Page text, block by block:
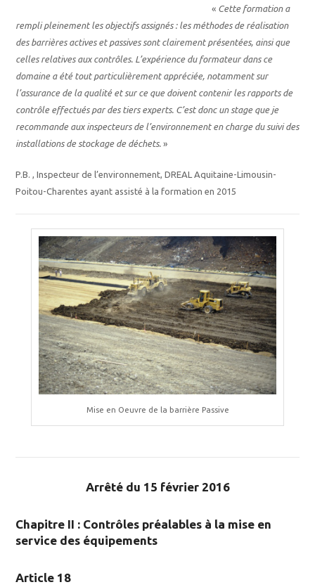
« Cette formation a
rempli pleinement les objectifs assignés : les méthodes de réalisation
des barrières actives et passives sont clairement présentées, ainsi que
celles relatives aux contrôles. L’expérience du formateur dans ce
domaine a été tout particulièrement appréciée, notamment sur
l’assurance de la qualité et sur ce que doivent contenir les rapports de
contrôle effectués par des tiers experts. C’est donc un stage que je
recommande aux inspecteurs de l’environnement en charge du suivi des
installations de stockage de déchets. »
P.B. , Inspecteur de l’environnement, DREAL Aquitaine-Limousin-
Poitou-Charentes ayant assisté à la formation en 2015
Mise en Oeuvre de la barrière Passive
Arrêté du 15 février 2016
Chapitre II : Contrôles préalables à la mise en
service des équipements
Article 18